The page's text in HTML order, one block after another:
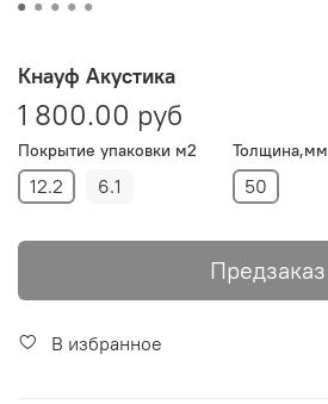
Кнауф Акустика
1 800.00 руб
Покрытие упаковки м2
12.2 6.1
Толщина,мм
50
Предзаказ
В избранное